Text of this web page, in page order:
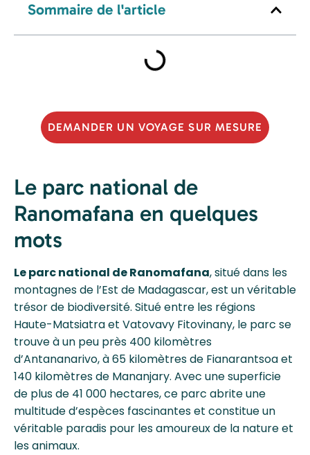
Le parc national de
Ranomafana en quelques
mots
Le parc national de Ranomafana, situé dans les
montagnes de l’Est de Madagascar, est un véritable
trésor de biodiversité. Situé entre les régions
Haute-Matsiatra et Vatovavy Fitovinany, le parc se
trouve à un peu près 400 kilomètres
d’Antananarivo, à 65 kilomètres de Fianarantsoa et
140 kilomètres de Mananjary. Avec une superficie
de plus de 41 000 hectares, ce parc abrite une
multitude d’espèces fascinantes et constitue un
véritable paradis pour les amoureux de la nature et
les animaux.
Sommaire de l'article
DEMANDER UN VOYAGE SUR MESURE